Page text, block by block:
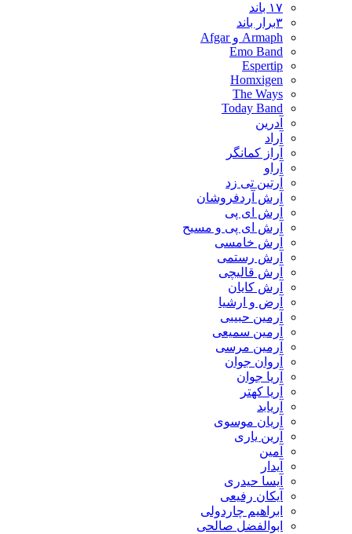
۱۷ باند
۳برار باند
Armaph و Afgar
Emo Band
Espertip
Homxigen
The Ways
Today Band
آدرین
آراد
آراز کمانگر
آراو
آرتین تی زد
آرش آردفروشان
آرش ای پی
آرش ای پی و مسیح
آرش خامسی
آرش رستمی
آرش قالیچی
آرش کایان
​آرض و ارشیا
آرمین حبیبی
آرمین سمیعی
آرمین مرسی
آروان جوان
آریا جوان
آریا کهتر
آریابد
آریان موسوی
آرین یاری
آمین
آیدار
آیسا حیدری
آیکان رفیعی
ابراهیم چاردولی
ابوالفضل صالحی